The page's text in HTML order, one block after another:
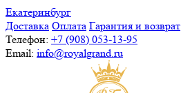
Екатеринбург
Доставка Оплата Гарантия и возврат
Телефон: +7 (908) 053-13-95
Email: info@royalgrand.ru